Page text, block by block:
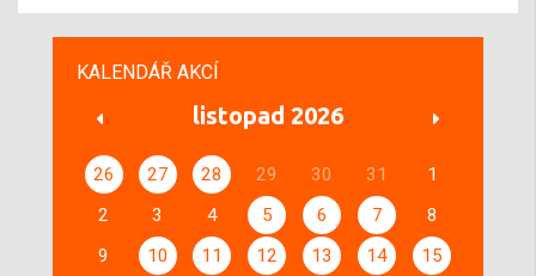
KALENDÁŘ AKCÍ
listopad 2026
26 27 28 29 30 31
1
2
3 4 5 6 7
8
9
10 11 12 13 14
15